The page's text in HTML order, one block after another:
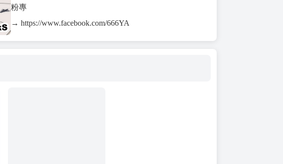
粉專
→ https://www.facebook.com/666YA